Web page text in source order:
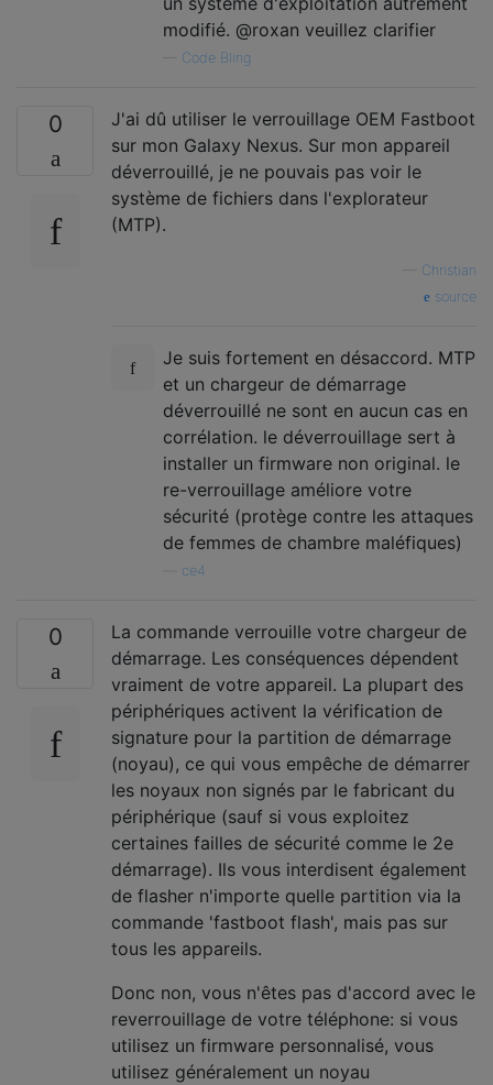
modifié. @roxan veuillez clarifier
Code Bling
0
J'ai dû utiliser le verrouillage OEM Fastboot
sur mon Galaxy Nexus. Sur mon appareil
déverrouillé, je ne pouvais pas voir le
système de fichiers dans l'explorateur
(MTP).
Christian
source
Je suis fortement en désaccord. MTP
et un chargeur de démarrage
déverrouillé ne sont en aucun cas en
corrélation. le déverrouillage sert à
installer un firmware non original. le
re-verrouillage améliore votre
sécurité (protège contre les attaques
de femmes de chambre maléfiques)
ce4
0
La commande verrouille votre chargeur de
démarrage. Les conséquences dépendent
vraiment de votre appareil. La plupart des
périphériques activent la vérification de
signature pour la partition de démarrage
(noyau), ce qui vous empêche de démarrer
les noyaux non signés par le fabricant du
périphérique (sauf si vous exploitez
certaines failles de sécurité comme le 2e
démarrage). Ils vous interdisent également
de flasher n'importe quelle partition via la
commande 'fastboot flash', mais pas sur
tous les appareils.
Donc non, vous n'êtes pas d'accord avec le
reverrouillage de votre téléphone: si vous
utilisez un firmware personnalisé, vous
utilisez généralement un noyau